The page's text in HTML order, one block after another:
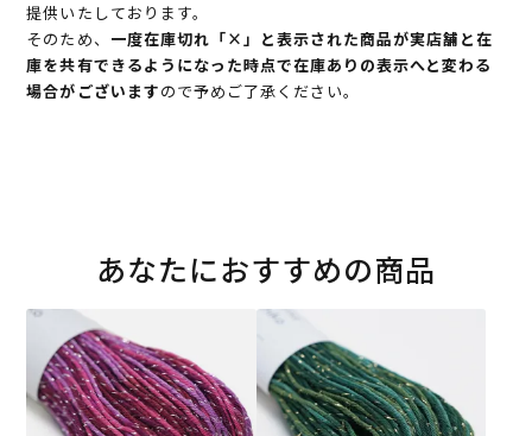
提供いたしております。
そのため、 一度在庫切れ「×」と表示された商品が実店舗と在
庫を共有できるようになった時点で在庫ありの表示へと変わる
場合がございますので予めご了承ください。
あなたにおすすめの商品